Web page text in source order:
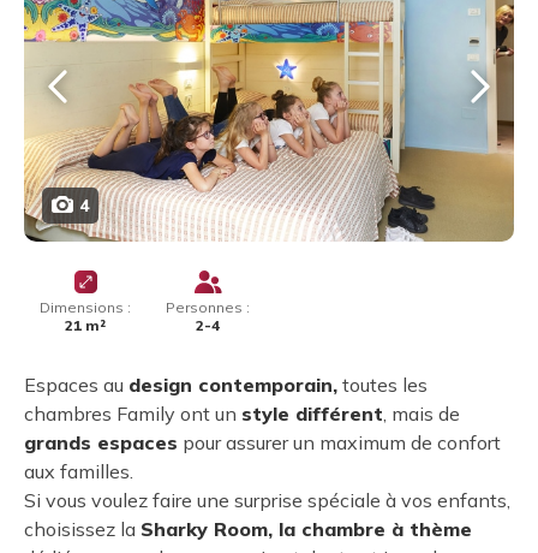
Dimensions :
21 m²
Personnes :
2-4
Espaces au design contemporain, toutes les
chambres Family ont un style différent , mais de
grands espaces pour assurer un maximum de confort
aux familles.
Si vous voulez faire une surprise spéciale à vos enfants,
choisissez la Sharky Room, la chambre à thème
4